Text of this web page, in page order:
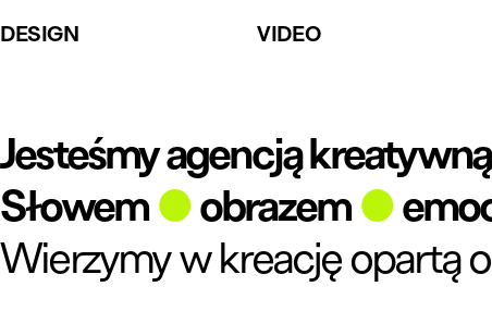
DESIGN VIDEO
Jesteśmy agencją
Słowem ● obrazem ●
Wierzymy w kreację opartą